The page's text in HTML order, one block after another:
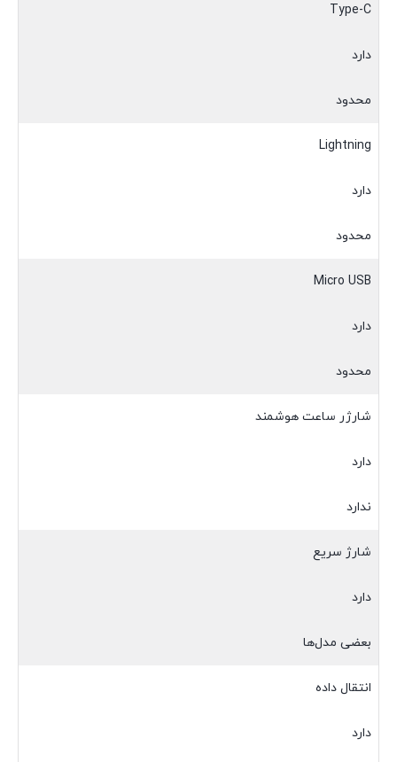
Type-C
دارد
محدود
Lightning
دارد
محدود
Micro USB
دارد
محدود
شارژر ساعت هوشمند
دارد
ندارد
شارژ سریع
دارد
بعضی مدل‌ها
انتقال داده
دارد